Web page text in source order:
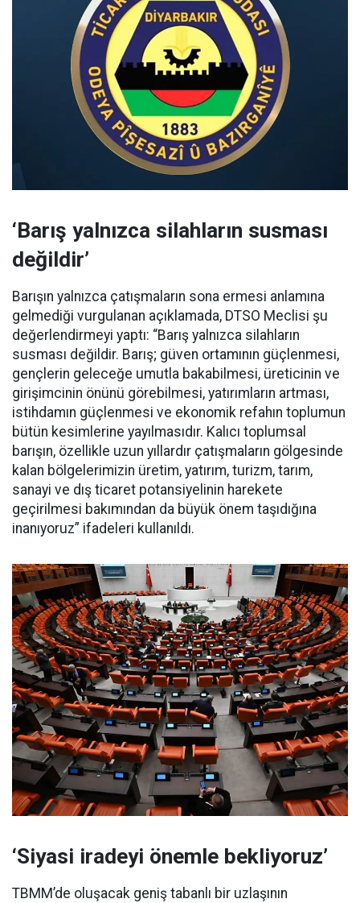
‘Barış yalnızca silahların susması
değildir’
Barışın yalnızca çatışmaların sona ermesi anlamına
gelmediği vurgulanan açıklamada, DTSO Meclisi şu
değerlendirmeyi yaptı: “Barış yalnızca silahların
susması değildir. Barış; güven ortamının güçlenmesi,
gençlerin geleceğe umutla bakabilmesi, üreticinin ve
girişimcinin önünü görebilmesi, yatırımların artması,
istihdamın güçlenmesi ve ekonomik refahın toplumun
bütün kesimlerine yayılmasıdır. Kalıcı toplumsal
barışın, özellikle uzun yıllardır çatışmaların gölgesinde
kalan bölgelerimizin üretim, yatırım, turizm, tarım,
sanayi ve dış ticaret potansiyelinin harekete
geçirilmesi bakımından da büyük önem taşıdığına
inanıyoruz” ifadeleri kullanıldı.
‘Siyasi iradeyi önemle bekliyoruz’
TBMM’de oluşacak geniş tabanlı bir uzlaşının